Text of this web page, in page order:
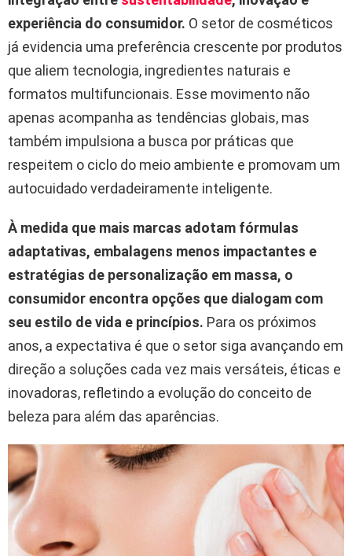
experiência do consumidor. O setor de cosméticos
já evidencia uma preferência crescente por produtos
que aliem tecnologia, ingredientes naturais e
formatos multifuncionais. Esse movimento não
apenas acompanha as tendências globais, mas
também impulsiona a busca por práticas que
respeitem o ciclo do meio ambiente e promovam um
autocuidado verdadeiramente inteligente.
À medida que mais marcas adotam fórmulas
adaptativas, embalagens menos impactantes e
estratégias de personalização em massa, o
consumidor encontra opções que dialogam com
seu estilo de vida e princípios. Para os próximos
anos, a expectativa é que o setor siga avançando em
direção a soluções cada vez mais versáteis, éticas e
inovadoras, refletindo a evolução do conceito de
beleza para além das aparências.